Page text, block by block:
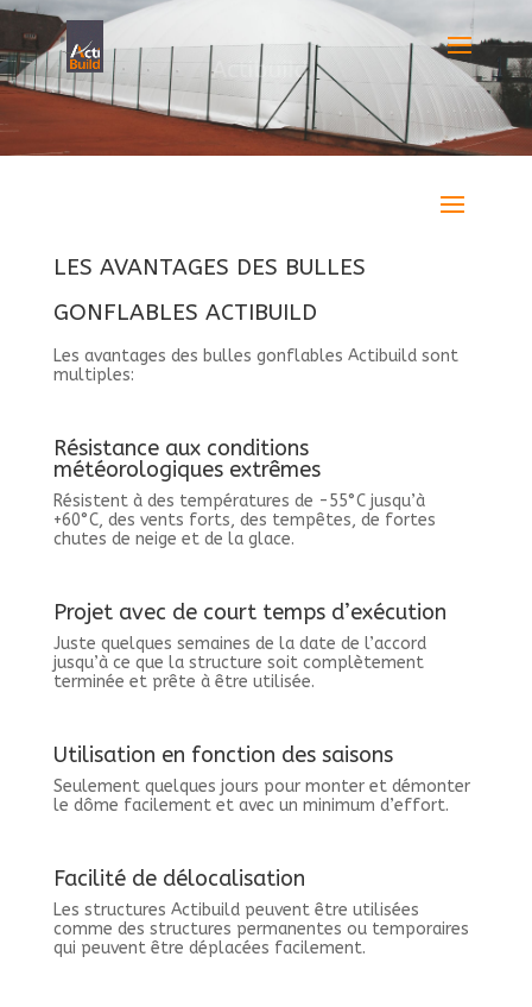
LES AVANTAGES DES BULLES
GONFLABLES ACTIBUILD
Les avantages des bulles gonflables Actibuild sont
multiples:
Résistance aux conditions
météorologiques extrêmes
Résistent à des températures de -55°C jusqu’à
+60°C, des vents forts, des tempêtes, de fortes
chutes de neige et de la glace.
Projet avec de court temps d’exécution
Juste quelques semaines de la date de l’accord
jusqu’à ce que la structure soit complètement
terminée et prête à être utilisée.
Utilisation en fonction des saisons
Seulement quelques jours pour monter et démonter
le dôme facilement et avec un minimum d’effort.
Facilité de délocalisation
Les structures Actibuild peuvent être utilisées
comme des structures permanentes ou temporaires
qui peuvent être déplacées facilement.